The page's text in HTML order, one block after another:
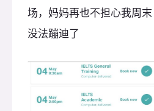
场，妈妈再也不担心我周末
没法蹦迪了